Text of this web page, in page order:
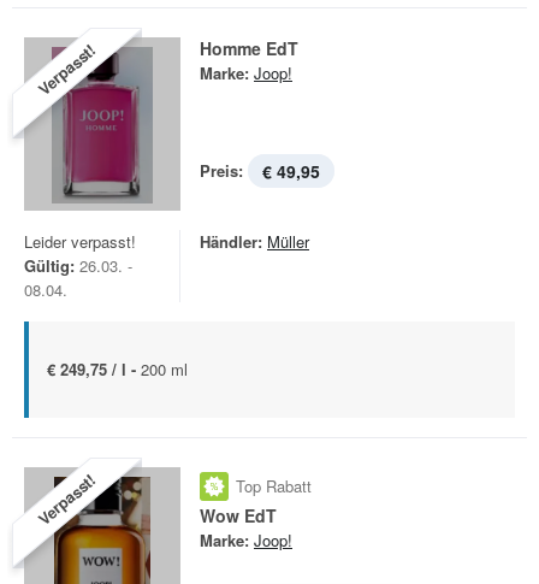
Verpasst! Homme EdT
Marke: Joop!
Preis: € 49,95
Leider verpasst!
Gültig: 26.03. -
08.04.
Händler: Müller
€ 249,75 / l - 200 ml
Verpasst! Top Rabatt
Wow EdT
Marke: Joop!